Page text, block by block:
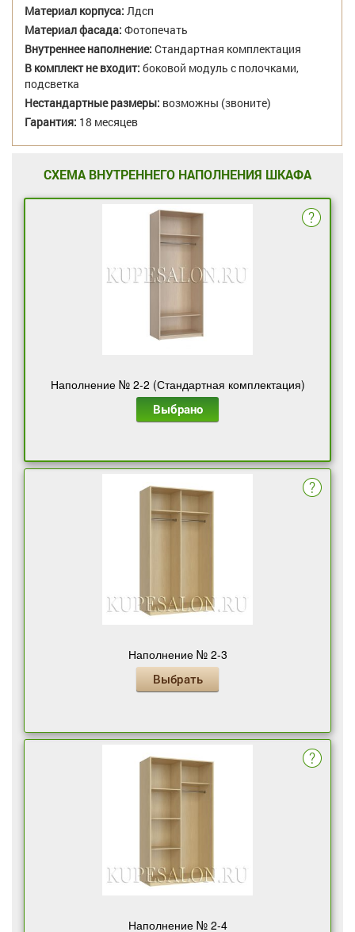
Материал корпуса: Лдсп
Материал фасада: Фотопечать
Внутреннее наполнение: Стандартная комплектация
В комплект не входит: боковой модуль с полочками,
подсветка
Нестандартные размеры: возможны (звоните)
Гарантия: 18 месяцев
СХЕМА ВНУТРЕННЕГО НАПОЛНЕНИЯ ШКАФА
Наполнение № 2-2 (Стандартная комплектация)
Выбрано
Наполнение № 2-3
Выбрать
Наполнение № 2-4